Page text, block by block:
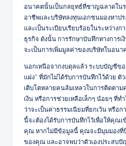
อนาคตนั้นเป็นกลยุทธ์ที่ชาญฉลาดใน
อาชีพและบริษัทลงทุนเอกชนมองหาปร
และเป็นระเบียบเรียบร้อยในระหว่าง
ธุรกิจ ดังนั้น การรักษาบันทึกทางการ
จะเป็นการเพิ่มมูลค่าของบริษัทในอนา
นอกเหนือจากงบดุลแล้ว ระบบบัญชีข
แฝง” ที่มักไม่ได้รับการบันทึกไว้ด้วย ตั
เติบโตหลายคนล้มเหลวในการติดตาม
เงิน หรือการช่วยเหลือเล็กๆ น้อยๆ ที่ท
ว่าจะเป็นค่าธรรมเนียมที่ยกเว้น หรือ
นี้จะต้องได้รับการบันทึกไว้เพื่อให้คุณเ
คุณ หากไม่มีข้อมูลนี้ คุณจะมีมุมมองที่
ของคุณ และอาจพบว่าตัวเองประสบปั